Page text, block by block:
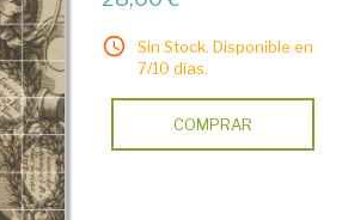
Sin Stock. Disponible en
7/10 días.
COMPRAR